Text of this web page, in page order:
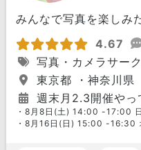
みんなで写真を楽しみ
4.67
写真・カメラサー
東京都 ・神奈川県
週末月2.3開催やっ
・8月8日(土) 14:00 -17:00
・8月16日(日) 15:00 -16:30